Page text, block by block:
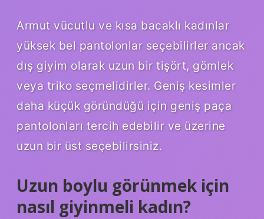
Armut vücutlu ve kısa bacaklı kadınlar
yüksek bel pantolonlar seçebilirler ancak
dış giyim olarak uzun bir tişört, gömlek
veya triko seçmelidirler. Geniş kesimler
daha küçük göründüğü için geniş paça
pantolonları tercih edebilir ve üzerine
uzun bir üst seçebilirsiniz.
Uzun boylu görünmek için
nasıl giyinmeli kadın?